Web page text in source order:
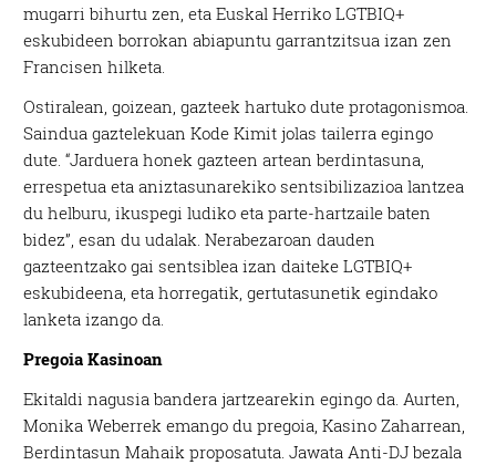
mugarri bihurtu zen, eta Euskal Herriko LGTBIQ+
eskubideen borrokan abiapuntu garrantzitsua izan zen
Francisen hilketa.
Ostiralean, goizean, gazteek hartuko dute protagonismoa.
Saindua gaztelekuan Kode Kimit jolas tailerra egingo
dute. “Jarduera honek gazteen artean berdintasuna,
errespetua eta aniztasunarekiko sentsibilizazioa lantzea
du helburu, ikuspegi ludiko eta parte-hartzaile baten
bidez”, esan du udalak. Nerabezaroan dauden
gazteentzako gai sentsiblea izan daiteke LGTBIQ+
eskubideena, eta horregatik, gertutasunetik egindako
lanketa izango da.
Pregoia Kasinoan
Ekitaldi nagusia bandera jartzearekin egingo da. Aurten,
Monika Weberrek emango du pregoia, Kasino Zaharrean,
Berdintasun Mahaik proposatuta. Jawata Anti-DJ bezala